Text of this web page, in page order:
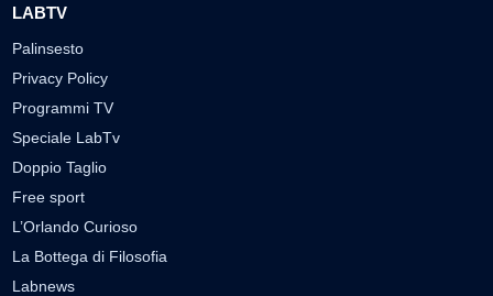
LABTV
Palinsesto
Privacy Policy
Programmi TV
Speciale LabTv
Doppio Taglio
Free sport
L’Orlando Curioso
La Bottega di Filosofia
Labnews